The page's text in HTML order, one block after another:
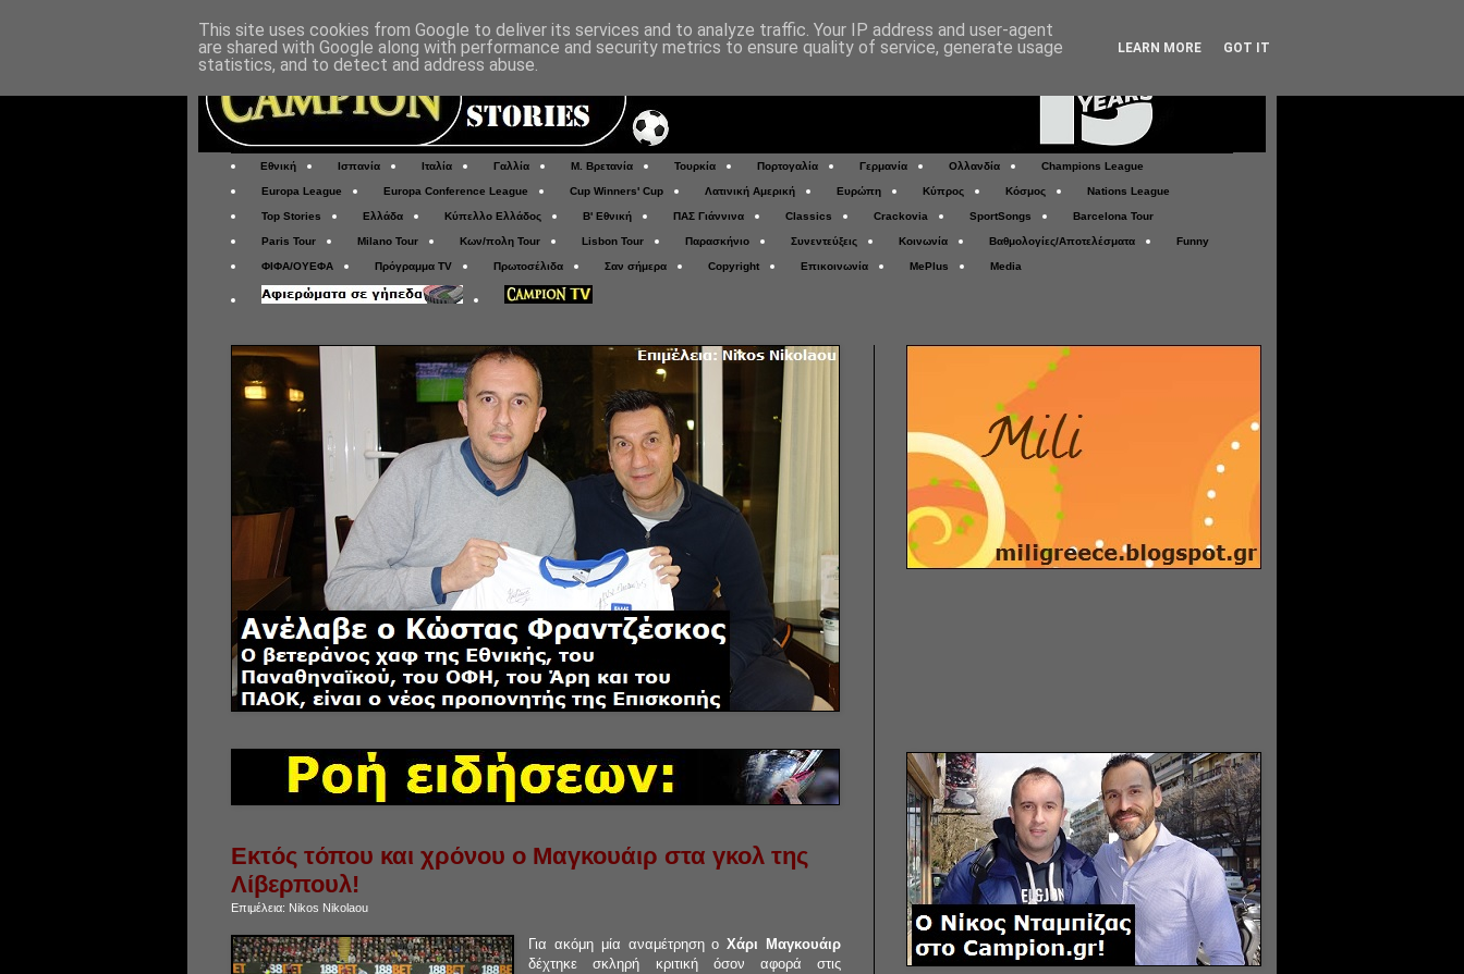
Εθνική Ισπανία Ιταλία Γαλλία Μ. Βρετανία Τουρκία Πορτογαλία Γερμανία Ολλανδία Champions League
Europa League Europa Conference League Cup Winners' Cup Λατινική Αμερική Ευρώπη Κύπρος Κόσμος Nations League
Top Stories Ελλάδα Κύπελλο Ελλάδος Β' Εθνική ΠΑΣ Γιάννινα Classics Crackovia SportSongs Barcelona Tour
Paris Tour Milano Tour Κων/πολη Tour Lisbon Tour Παρασκήνιο Συνεντεύξεις Κοινωνία Βαθμολογίες/Αποτελέσματα Funny
ΦΙΦΑ/ΟΥΕΦΑ Πρόγραμμα TV Πρωτοσέλιδα Σαν σήμερα Copyright Επικοινωνία MePlus Media
Εκτός τόπου και χρόνου ο Μαγκουάιρ στα γκολ της
Λίβερπουλ!
Επιμέλεια: Nikos Nikolaou
Για ακόμη μία αναμέτρηση οΧάρι Μαγκουάιρ
δέχτηκε σκληρή κριτική όσον αφορά στις
This site uses cookies from Google to deliver its services and to analyze traffic. Your IP address and user-agent
are shared with Google along with performance and security metrics to ensure quality of service, generate usage
statistics, and to detect and address abuse.
LEARN MORE GOT IT